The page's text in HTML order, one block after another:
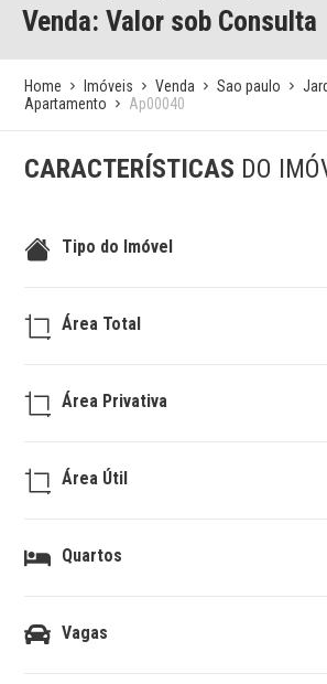
Venda: Valor sob Consulta
Home Imóveis Venda Sao paulo
Apartamento
Ap00040
CARACTERÍSTICAS DO
Tipo do Imóvel
Área Total
Área Privativa
Área Útil
Quartos
Vagas